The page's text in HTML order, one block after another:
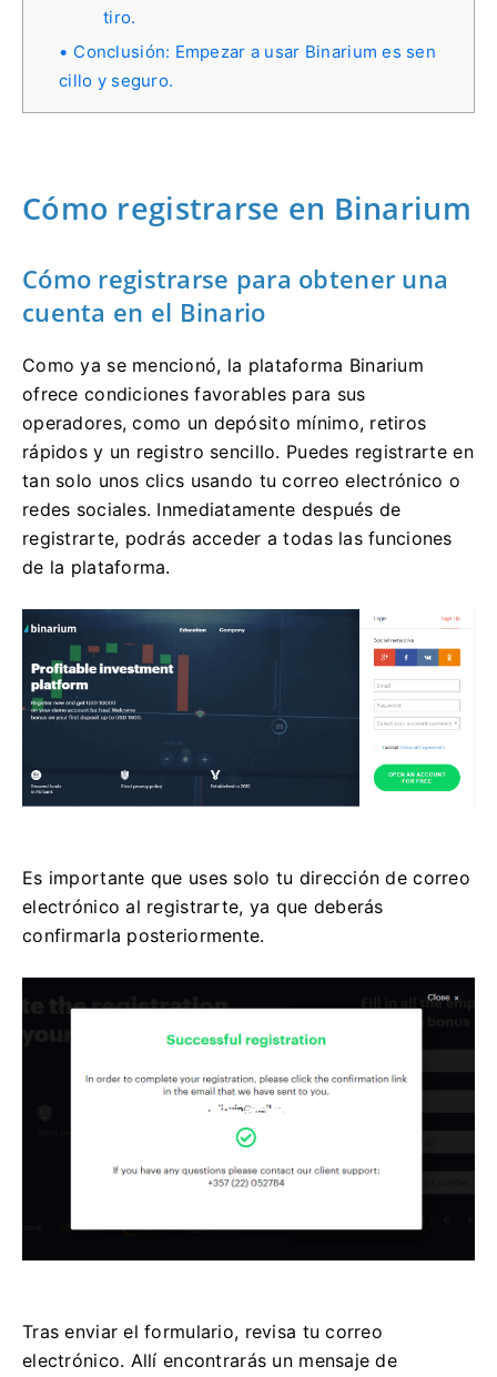
tiro.
Conclusión: Empezar a usar Binarium es sen
cillo y seguro.
Cómo registrarse en Binarium
Cómo registrarse para obtener una
cuenta en el Binario
Como ya se mencionó, la plataforma Binarium
ofrece condiciones favorables para sus
operadores, como un depósito mínimo, retiros
rápidos y un registro sencillo. Puedes registrarte en
tan solo unos clics usando tu correo electrónico o
redes sociales. Inmediatamente después de
registrarte, podrás acceder a todas las funciones
de la plataforma.
Es importante que uses solo tu dirección de correo
electrónico al registrarte, ya que deberás
confirmarla posteriormente.
Tras enviar el formulario, revisa tu correo
electrónico. Allí encontrarás un mensaje de